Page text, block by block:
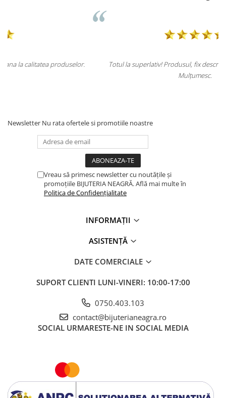
Totul la superlativ! Produsul, fix descrierea, ambalaj, livrare.
Newsletter Nu rata ofertele si promotiile noastre
Vreau să primesc newsletter cu noutățile și
promoțiile BIJUTERIA NEAGRĂ. Află mai multe în
Politica de Confidențialitate
INFORMAȚII
ASISTENȚĂ
DATE COMERCIALE
SUPORT CLIENTI LUNI-VINERI: 10:00-17:00
0750.403.103
contact@bijuterianeagra.ro
SOCIAL URMARESTE-NE IN SOCIAL MEDIA